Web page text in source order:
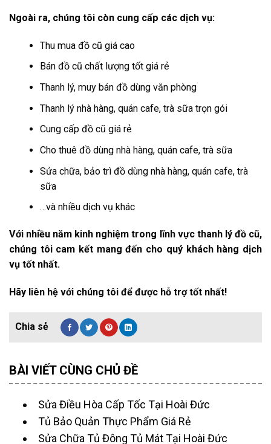
Ngoài ra, chúng tôi còn cung cấp các dịch vụ:
Thu mua đồ cũ giá cao
Bán đồ cũ chất lượng tốt giá rẻ
Thanh lý, muy bán đồ dùng văn phòng
Thanh lý nhà hàng, quán cafe, trà sữa trọn gói
Cung cấp đồ cũ giá rẻ
Cho thuê đồ dùng nhà hàng, quán cafe, trà sữa
Sửa chữa, bảo trì đồ dùng nhà hàng, quán cafe, trà
sữa
…và nhiều dịch vụ khác
Với nhiều năm kinh nghiệm trong lĩnh vực thanh lý đồ cũ,
chúng tôi cam kết mang đến cho quý khách hàng dịch
vụ tốt nhất.
Hãy liên hệ với chúng tôi để được hỗ trợ tốt nhất!
BÀI VIẾT CÙNG CHỦ ĐỀ
Sửa Điều Hòa Cấp Tốc Tại Hoài Đức
Tủ Bảo Quản Thực Phẩm Giá Rẻ
Sửa Chữa Tủ Đông Tủ Mát Tại Hoài Đức